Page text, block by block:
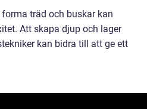
träd och buskar kan
Att skapa djup och lager
kan bidra till att ge ett